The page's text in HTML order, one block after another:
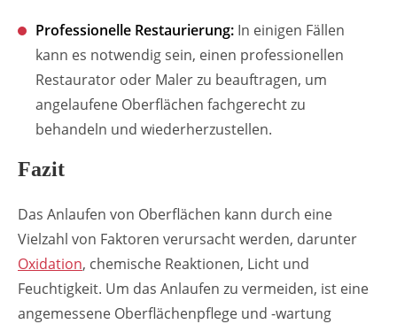
Professionelle Restaurierung: In einigen Fällen
kann es notwendig sein, einen professionellen
Restaurator oder Maler zu beauftragen, um
angelaufene Oberflächen fachgerecht zu
behandeln und wiederherzustellen.
Fazit
Das Anlaufen von Oberflächen kann durch eine
Vielzahl von Faktoren verursacht werden, darunter
Oxidation, chemische Reaktionen, Licht und
Feuchtigkeit. Um das Anlaufen zu vermeiden, ist eine
angemessene Oberflächenpflege und -wartung